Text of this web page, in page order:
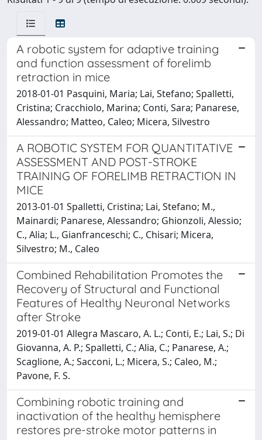
A robotic system for adaptive training
and function assessment of forelimb
retraction in mice
2018-01-01 Pasquini, Maria; Lai, Stefano; Spalletti,
Cristina; Cracchiolo, Marina; Conti, Sara; Panarese,
Alessandro; Matteo, Caleo; Micera, Silvestro
A ROBOTIC SYSTEM FOR QUANTITATIVE
ASSESSMENT AND POST-STROKE
TRAINING OF FORELIMB RETRACTION IN
MICE
2013-01-01 Spalletti, Cristina; Lai, Stefano; M.,
Mainardi; Panarese, Alessandro; Ghionzoli, Alessio;
C., Alia; L., Gianfranceschi; C., Chisari; Micera,
Silvestro; M., Caleo
Combined Rehabilitation Promotes the
Recovery of Structural and Functional
Features of Healthy Neuronal Networks
after Stroke
2019-01-01 Allegra Mascaro, A. L.; Conti, E.; Lai, S.; Di
Giovanna, A. P.; Spalletti, C.; Alia, C.; Panarese, A.;
Scaglione, A.; Sacconi, L.; Micera, S.; Caleo, M.;
Pavone, F. S.
Combining robotic training and
inactivation of the healthy hemisphere
restores pre-stroke motor patterns in